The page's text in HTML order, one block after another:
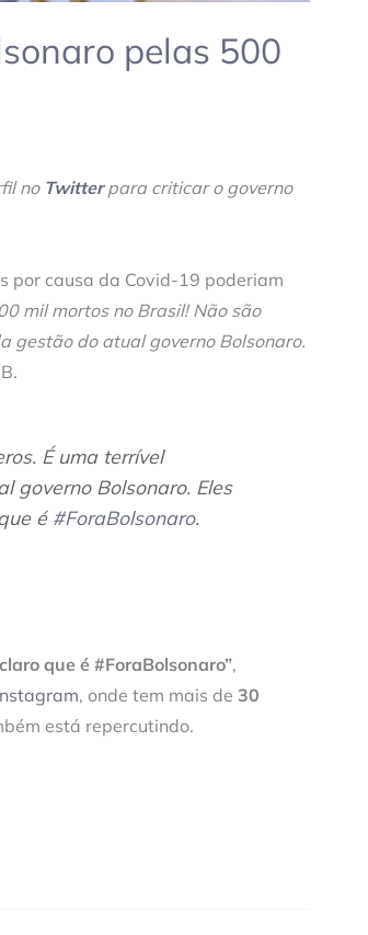
pelas 500
no Twitterpara criticar o governo
por causa da Covid-19 poderiam
mil mortos no Brasil! Não são
gestão do atual governo Bolsonaro.
É uma terrível
governo Bolsonaro. Eles
é #ForaBolsonaro.
que é #ForaBolsonaro”,
, onde tem mais de 30
está repercutindo.